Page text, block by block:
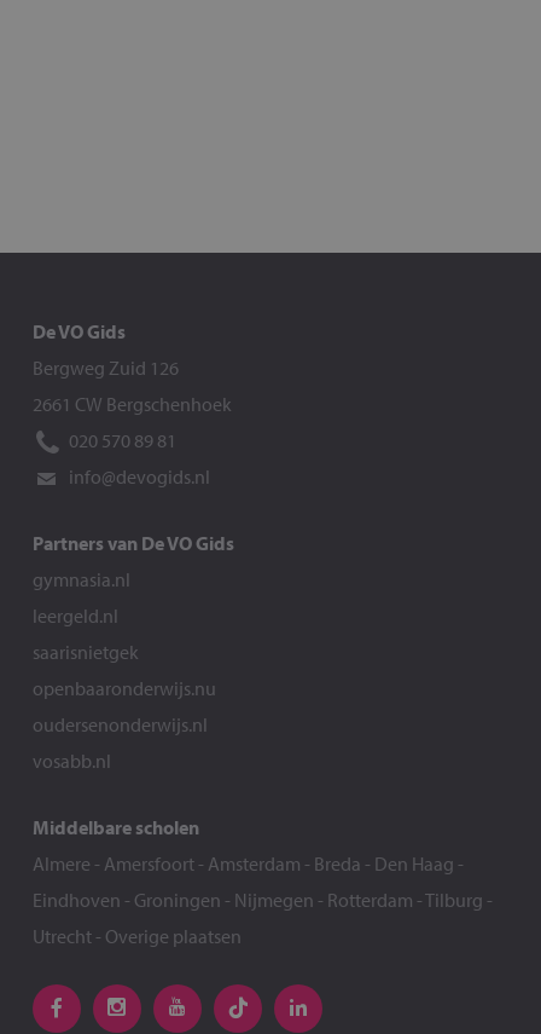
De VO Gids
Bergweg Zuid 126
2661 CW Bergschenhoek
020 570 89 81
info@devogids.nl
Partners van De VO Gids
gymnasia.nl
leergeld.nl
saarisnietgek
openbaaronderwijs.nu
oudersenonderwijs.nl
vosabb.nl
Middelbare scholen
Almere - Amersfoort- Amsterdam - Breda - Den Haag -
Eindhoven - Groningen - Nijmegen - Rotterdam -Tilburg -
Utrecht- Overige plaatsen